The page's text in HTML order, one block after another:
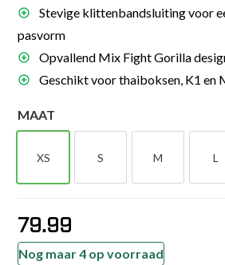
Stevige klittenbandsluiting voor
pasvorm
Opvallend Mix Fight Gorilla
Geschikt voor thaiboksen, K1 en
MAAT
XS
XS
S
S
M
M
L
L
79.99
Nog maar 4 op voorraad